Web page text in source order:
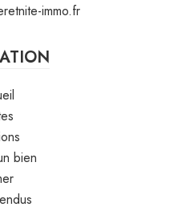
immo.fr
bien